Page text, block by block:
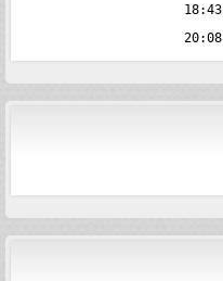
18:43
20:08